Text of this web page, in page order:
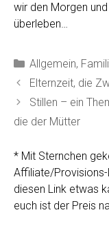
wir den Morgen
überleben…
Kategorien
Allgemein,
Elternzeit, die
Stillen – ein
die der Mütter
* Mit Sternchen
Affiliate/Provisions-
diesen Link etwas
euch ist der Preis